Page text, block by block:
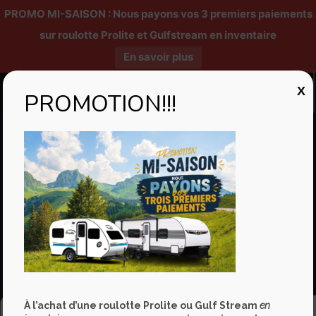
PROMO MI-SAISON : Nous payons vos 3 premiers paiements
sur roulotte Prolite et Gulfstream en inventaire
En savoir plus
Gérer le consentement
E. Boudreault VR
6165, boul. Wilfrid-Hamel
L'Ancienne-Lorette
QC, G2E 5W2
418 871-1895
1 877-871 1895
PROMOTION!!!
À l’achat d’une roulotte Prolite ou Gulf Streamen
X